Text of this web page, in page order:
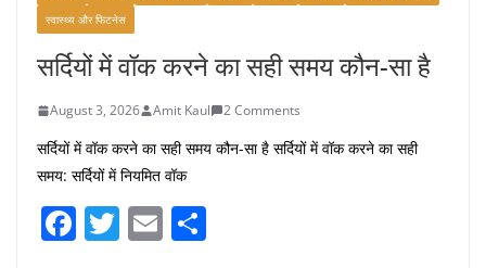
स्वास्थ्य और फिटनेस
सर्दियों में वॉक करने का सही समय कौन-सा है
August 3, 2026 Amit Kaul 2 Comments
सर्दियों में वॉक करने का सही समय कौन-सा है सर्दियों में वॉक करने का सही
समय: सर्दियों में नियमित वॉक
F T E